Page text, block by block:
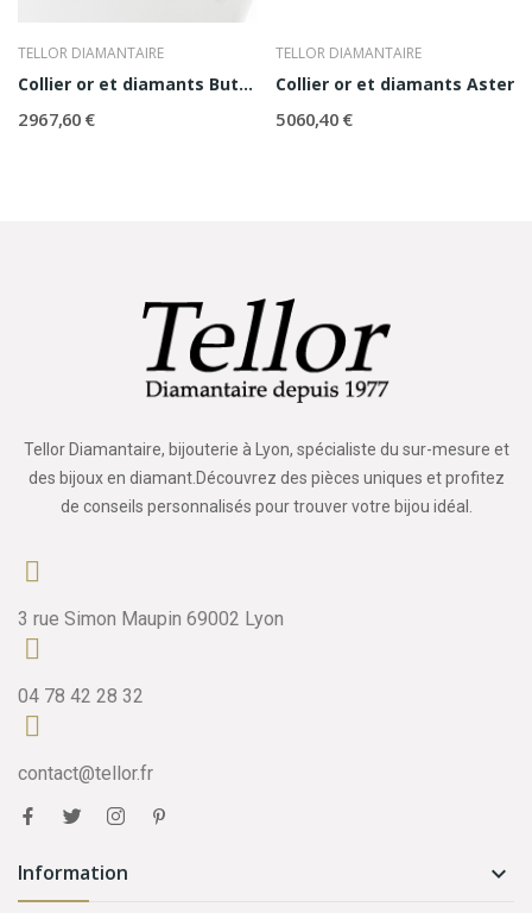
TELLOR DIAMANTAIRE
Collier or et diamants Butterfly
2 967,60 €
TELLOR DIAMANTAIRE
Collier or et diamants Aster
5 060,40 €
Tellor Diamantaire, bijouterie à Lyon, spécialiste du sur-mesure et
des bijoux en diamant.Découvrez des pièces uniques et profitez
de conseils personnalisés pour trouver votre bijou idéal.
3 rue Simon Maupin 69002 Lyon
04 78 42 28 32
contact@tellor.fr
Information 